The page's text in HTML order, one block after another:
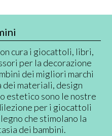
cura i giocattoli, libri,
per la decorazione
dei migliori marchi
materiali, design
estetico sono le nostre
per i giocattoli
che stimolano la
dei bambini.